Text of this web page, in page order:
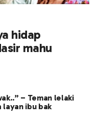
hidap
mahu
– Teman lelaki
layan ibu bak